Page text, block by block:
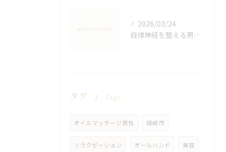
2026/03/24
自律神経を整える男性オイルマッサージ
タグ Tags
オイルマッサージ男性 岡崎市
リラクゼーション オールハンド 美容